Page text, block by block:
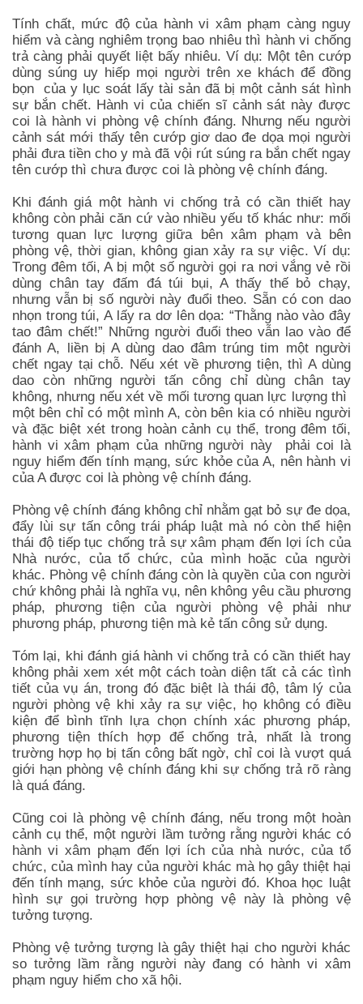
Tính chất, mức độ của hành vi xâm phạm càng nguy
hiểm và càng nghiêm trọng bao nhiêu thì hành vi chống
trả càng phải quyết liệt bấy nhiêu. Ví dụ: Một tên cướp
dùng súng uy hiếp mọi người trên xe khách để đồng
bọn của y lục soát lấy tài sản đã bị một cảnh sát hình
sự bắn chết. Hành vi của chiến sĩ cảnh sát này được
coi là hành vi phòng vệ chính đáng. Nhưng nếu người
cảnh sát mới thấy tên cướp giơ dao đe dọa mọi người
phải đưa tiền cho y mà đã vội rút súng ra bắn chết ngay
tên cướp thì chưa được coi là phòng vệ chính đáng.
Khi đánh giá một hành vi chống trả có cần thiết hay
không còn phải căn cứ vào nhiều yếu tố khác như: mối
tương quan lực lượng giữa bên xâm phạm và bên
phòng vệ, thời gian, không gian xảy ra sự việc. Ví dụ:
Trong đêm tối, A bị một số người gọi ra nơi vắng vẻ rồi
dùng chân tay đấm đá túi bụi, A thấy thế bỏ chạy,
nhưng vẫn bị số người này đuổi theo. Sẵn có con dao
nhọn trong túi, A lấy ra dơ lên dọa: “Thằng nào vào đây
tao đâm chết!” Những người đuổi theo vẫn lao vào để
đánh A, liền bị A dùng dao đâm trúng tim một người
chết ngay tại chỗ. Nếu xét về phương tiện, thì A dùng
dao còn những người tấn công chỉ dùng chân tay
không, nhưng nếu xét về mối tương quan lực lượng thì
một bên chỉ có một mình A, còn bên kia có nhiều người
và đặc biệt xét trong hoàn cảnh cụ thể, trong đêm tối,
hành vi xâm phạm của những người này phải coi là
nguy hiểm đến tính mạng, sức khỏe của A, nên hành vi
của A được coi là phòng vệ chính đáng.
Phòng vệ chính đáng không chỉ nhằm gạt bỏ sự đe dọa,
đẩy lùi sự tấn công trái pháp luật mà nó còn thể hiện
thái độ tiếp tục chống trả sự xâm phạm đến lợi ích của
Nhà nước, của tổ chức, của mình hoặc của người
khác. Phòng vệ chính đáng còn là quyền của con người
chứ không phải là nghĩa vụ, nên không yêu cầu phương
pháp, phương tiện của người phòng vệ phải như
phương pháp, phương tiện mà kẻ tấn công sử dụng.
Tóm lại, khi đánh giá hành vi chống trả có cần thiết hay
không phải xem xét một cách toàn diện tất cả các tình
tiết của vụ án, trong đó đặc biệt là thái độ, tâm lý của
người phòng vệ khi xảy ra sự việc, họ không có điều
kiện để bình tĩnh lựa chọn chính xác phương pháp,
phương tiện thích hợp để chống trả, nhất là trong
trường hợp họ bị tấn công bất ngờ, chỉ coi là vượt quá
giới hạn phòng vệ chính đáng khi sự chống trả rõ ràng
là quá đáng.
Cũng coi là phòng vệ chính đáng, nếu trong một hoàn
cảnh cụ thể, một người lầm tưởng rằng người khác có
hành vi xâm phạm đến lợi ích của nhà nước, của tổ
chức, của mình hay của người khác mà họ gây thiệt hại
đến tính mạng, sức khỏe của người đó. Khoa học luật
hình sự gọi trường hợp phòng vệ này là phòng vệ
tưởng tượng.
Phòng vệ tưởng tượng là gây thiệt hại cho người khác
so tưởng lầm rằng người này đang có hành vi xâm
phạm nguy hiểm cho xã hội.